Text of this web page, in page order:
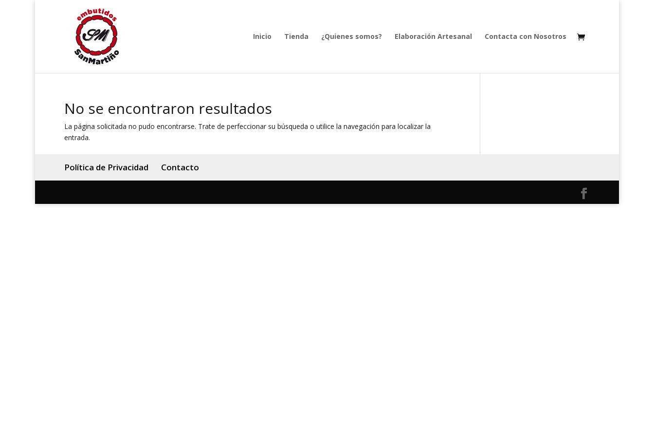
Inicio Tienda ¿Quienes somos? Elaboración Artesanal Contacta con Nosotros
No se encontraron resultados
La página solicitada no pudo encontrarse. Trate de perfeccionar su búsqueda o utilice la navegación para localizar la
entrada.
Política de Privacidad Contacto